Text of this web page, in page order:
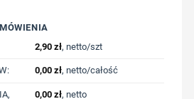
2,90 zł, netto/szt
0,00 zł, netto/całość
0,00 zł, netto